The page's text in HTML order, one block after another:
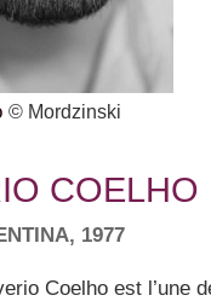
© Mordzinski
COELHO
1977
Coelho est l’une